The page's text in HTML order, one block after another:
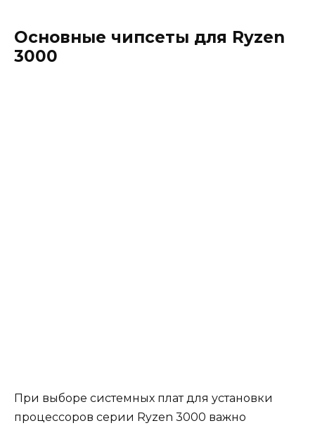
Основные чипсеты для Ryzen
3000
При выборе системных плат для установки
процессоров серии Ryzen 3000 важно